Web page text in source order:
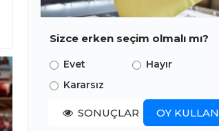
Sizce erken seçim olmalı mı?
Evet
Hayır
Kararsız
SONUÇLAR OY KULLAN